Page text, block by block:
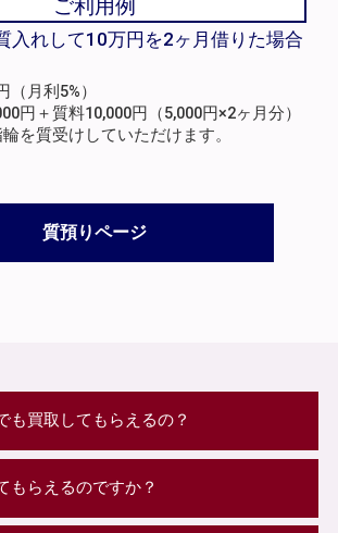
ご利用例
入れして10万円を2ヶ月借りた場合
（月利5%）
円＋質料10,000円（5,000円×2ヶ月分）
を質受けしていただけます。
質預りページ
も買取してもらえるの？
もらえるのですか？